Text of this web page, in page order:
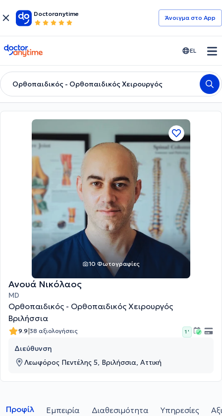
Doctoranytime
Άνοιγμα στο App
doctoranytime EL
Ορθοπαιδικός - Ορθοπαιδικός Χειρουργός
10 Φωτογραφίες
Ανουά Νικόλαος
MD
Ορθοπαιδικός - Ορθοπαιδικός Χειρουργός
Βριλήσσια
9.9|38 αξιολογήσεις 1 '
Διεύθυνση
Λεωφόρος Πεντέλης 5, Βριλήσσια, Αττική
Προφίλ Εμπειρία Διαθεσιμότητα Υπηρεσίες